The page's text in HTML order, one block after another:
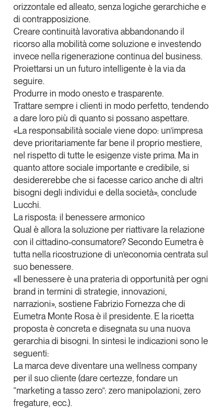
orizzontale ed alleato, senza logiche gerarchiche e
di contrapposizione.
Creare continuità lavorativaabbandonando il
ricorso alla mobilità come soluzione e investendo
invece nella rigenerazione continua del business.
Proiettarsi un un futuro intelligente è la via da
seguire.
Produrre in modo onesto etrasparente.
Trattare sempre i clienti in modo perfetto, tendendo
a dare loro più di quanto si possano aspettare.
«La responsabilità sociale viene dopo: un’impresa
deve prioritariamente far bene il proprio mestiere,
nel rispetto di tutte le esigenze viste prima. Ma in
quanto attore sociale importante e credibile, si
desidererebbe che si facesse carico anche di altri
bisogni degli individui e della società», conclude
Lucchi.
La risposta: il benessere armonico
Qual è allora la soluzione per riattivare la relazione
con il cittadino-consumatore? Secondo Eumetra è
tutta nella ricostruzione di un’economia centrata sul
suo benessere.
«Il benessere è una prateria di opportunità per ogni
brand in termini di strategie, innovazioni,
narrazioni», sostiene Fabrizio Fornezzache di
Eumetra Monte Rosa è il presidente. E la ricetta
proposta è concreta e disegnata su una nuova
gerarchia di bisogni. In sintesi le indicazioni sono le
seguenti:
La marcadeve diventare una wellness company
per il suo cliente (dare certezze, fondare un
“marketing a tasso zero”: zero manipolazioni, zero
fregature, ecc.).